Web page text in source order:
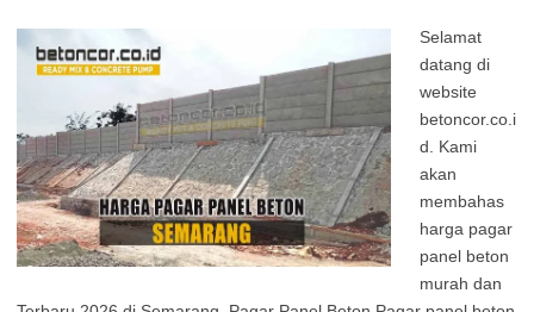
Selamat
datang di
website
betoncor.co.i
d. Kami
akan
membahas
harga pagar
panel beton
murah dan